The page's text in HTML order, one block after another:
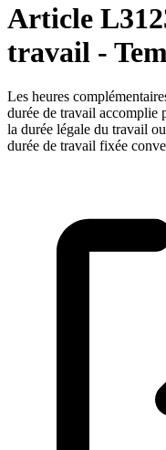
Article
travail -
Les heures
durée de travail accomplie
la durée légale du travail
durée de travail fixée